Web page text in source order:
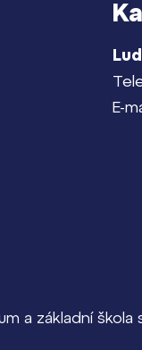
E-
a základní škola